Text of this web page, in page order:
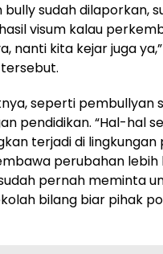
bully sudah dilaporkan,
visum kalau
nanti kita kejar juga
seperti pembullyan
pendidikan. “Hal-hal
terjadi di lingkungan
perubahan lebih
pernah meminta
bilang biar pihak